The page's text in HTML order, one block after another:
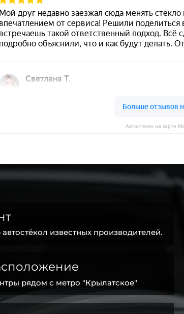
Автостекло на карте
известных производителей.
рядом с метро "Крылатское"